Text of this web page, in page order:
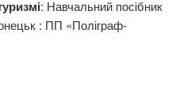
: Навчальний посібник
: ПП «Поліграф-